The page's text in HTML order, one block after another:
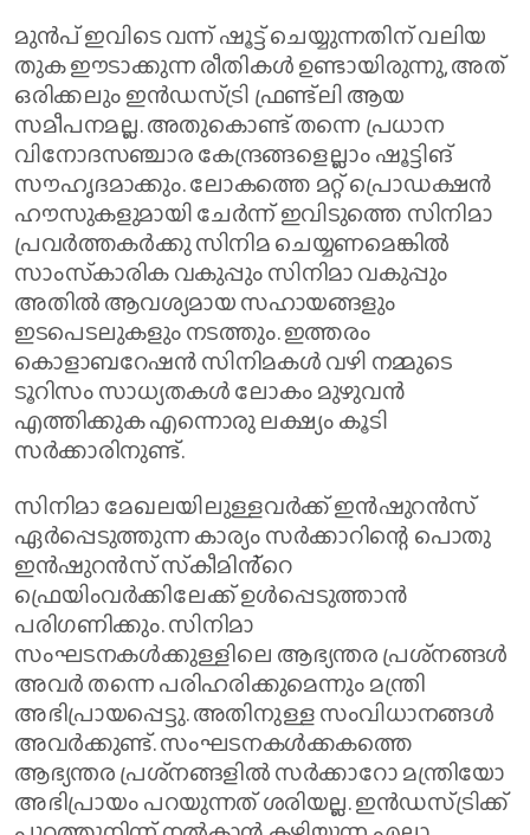
മുൻപ് ഇവിടെ വന്ന് ഷൂട്ട് ചെയ്യുന്നതിന് വലിയ
തുക ഈടാക്കുന്ന രീതികൾ ഉണ്ടായിരുന്നു, അത്
ഒരിക്കലും ഇൻഡസ്ട്രി ഫ്രണ്ട്‌ലി ആയ
സമീപനമല്ല. അതുകൊണ്ട് തന്നെ പ്രധാന
വിനോദസഞ്ചാര കേന്ദ്രങ്ങളെല്ലാം ഷൂട്ടിങ്
സൗഹൃദമാക്കും. ലോകത്തെ മറ്റ് പ്രൊഡക്ഷൻ
ഹൗസുകളുമായി ചേർന്ന് ഇവിടുത്തെ സിനിമാ
പ്രവർത്തകർക്കു സിനിമ ചെയ്യണമെങ്കിൽ
സാംസ്‌കാരിക വകുപ്പും സിനിമാ വകുപ്പും
അതിൽ ആവശ്യമായ സഹായങ്ങളും
ഇടപെടലുകളും നടത്തും. ഇത്തരം
കൊളാബറേഷൻ സിനിമകൾ വഴി നമ്മുടെ
ടൂറിസം സാധ്യതകൾ ലോകം മുഴുവൻ
എത്തിക്കുക എന്നൊരു ലക്ഷ്യം കൂടി
സർക്കാരിനുണ്ട്.
സിനിമാ മേഖലയിലുള്ളവർക്ക് ഇൻഷുറൻസ്
ഏർപ്പെടുത്തുന്ന കാര്യം സർക്കാറിന്റെ പൊതു
ഇൻഷുറൻസ് സ്‌കീമിൻ്റെ
ഫ്രെയിംവർക്കിലേക്ക് ഉൾപ്പെടുത്താൻ
പരിഗണിക്കും. സിനിമാ
സംഘടനകൾക്കുള്ളിലെ ആഭ്യന്തര പ്രശ്‌നങ്ങൾ
അവർ തന്നെ പരിഹരിക്കുമെന്നും മന്ത്രി
അഭിപ്രായപ്പെട്ടു. അതിനുള്ള സംവിധാനങ്ങൾ
അവർക്കുണ്ട്. സംഘടനകൾക്കകത്തെ
ആഭ്യന്തര പ്രശ്‌നങ്ങളിൽ സർക്കാറോ മന്ത്രിയോ
അഭിപ്രായം പറയുന്നത് ശരിയല്ല. ഇൻഡസ്ട്രിക്ക്